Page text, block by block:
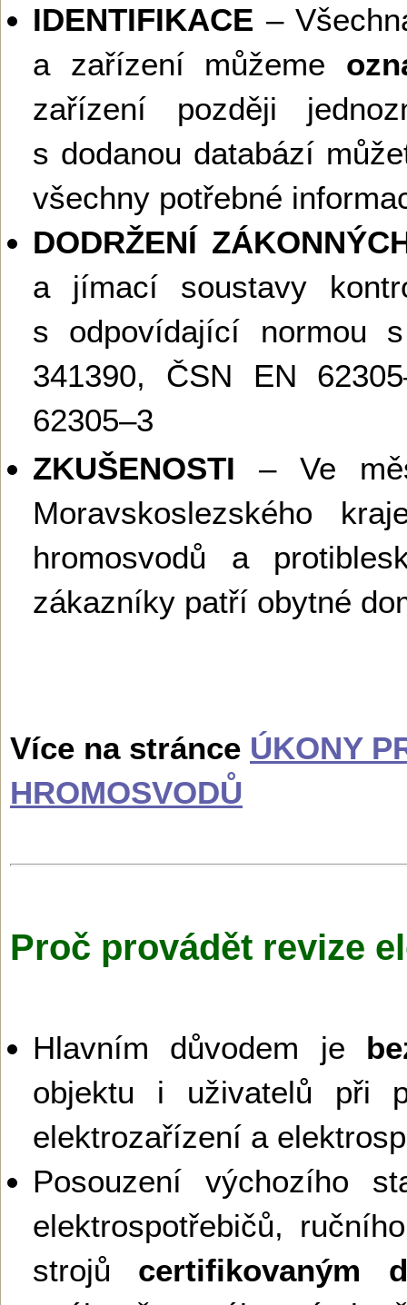
IDENTIFIKACE –
a zařízení můžeme
zařízení později
s dodanou databází
všechny potřebné
DODRŽENÍ
a jímací soustavy
s odpovídající normou
341390, ČSN EN
62305–3
ZKUŠENOSTI – Ve
Moravskoslezského
hromosvodů a
zákazníky patří obytné
Více na stránce ÚKONY
HROMOSVODŮ
Proč provádět revize
Hlavním důvodem je
objektu i uživatelů při
elektrozařízení a
Posouzení výchozího
elektrospotřebičů,
strojů certifikovaným